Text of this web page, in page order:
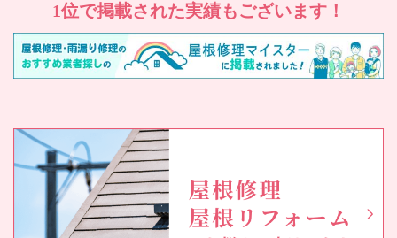
1位で掲載された実績もございます！